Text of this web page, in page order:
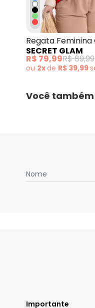
Regata
Plus Size Vermelho
SECRET GLAM
R$ 79,99R$ 89,99
ou 2xde R$ 39,99
Você
Nome
Importante